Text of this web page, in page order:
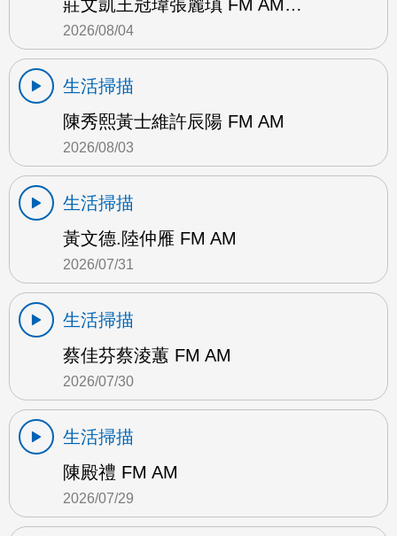
莊文凱王冠瑋張麗瑱 FM AM…
2026/08/04
生活掃描
陳秀熙黃士維許辰陽 FM AM
2026/08/03
生活掃描
黃文德.陸仲雁 FM AM
2026/07/31
生活掃描
蔡佳芬蔡淩蕙 FM AM
2026/07/30
生活掃描
陳殿禮 FM AM
2026/07/29